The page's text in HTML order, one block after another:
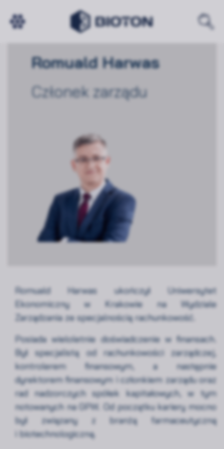
Romuald Harwas
Członek zarządu
Romuald Harwas ukończył Uniwersytet
Ekonomiczny w Krakowie na Wydziale
Zarządzania ze specjalnością rachunkowość.
Posiada wieloletnie doświadczenie w finansach.
Był specjalistą od rachunkowości zarządczej,
kontrolerem finansowym, a następnie
dyrektorem finansowym i członkiem zarządu oraz
rad nadzorczych spółek kapitałowych, w tym
notowanych na GPW. Od początku kariery mocno
był związany z branżą farmaceutyczną
i biotechnologiczną.